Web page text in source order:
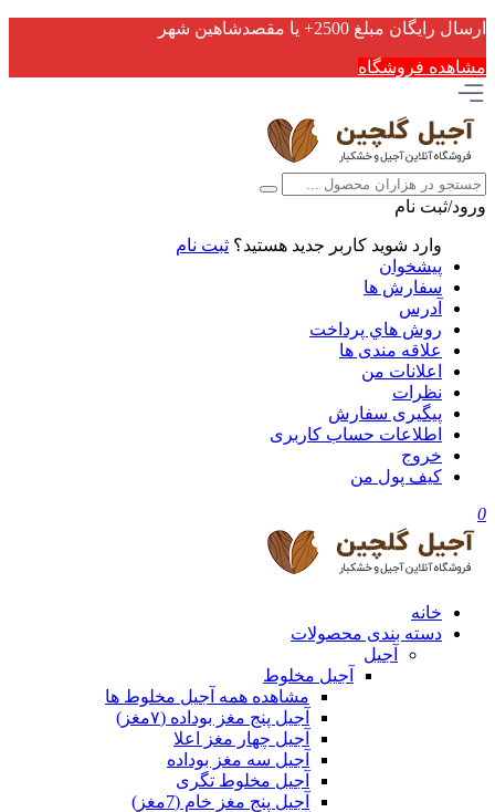
ارسال رایگان مبلغ 2500+ یا مقصدشاهین شهر
مشاهده فروشگاه
ورود/ثبت نام
وارد شوید کاربر جدید هستید؟ ثبت نام
پیشخوان
سفارش ها
آدرس
روش هاي پرداخت
علاقه مندی ها
اعلانات من
نظرات
پیگیری سفارش
اطلاعات حساب كاربری
خروج
کیف پول من
0
خانه
دسته بندی محصولات
آجیل
آجیل مخلوط
مشاهده همه آجیل مخلوط ها
آجیل پنج مغز بوداده (۷مغز)
آجیل چهار مغز اعلا
آجیل سه مغز بوداده
آجیل مخلوط تگری
آجیل پنج مغز خام (7مغز)